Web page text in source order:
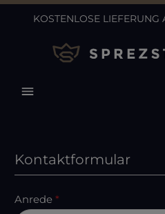
Zum Hauptinhalt springen
KOSTENLOSE
Kontaktformular
Anrede *